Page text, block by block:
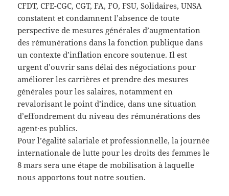
CFDT, CFE-CGC, CGT, FA, FO, FSU, Solidaires, UNSA
constatent et condamnent l’absence de toute
perspective de mesures générales d’augmentation
des rémunérations dans la fonction publique dans
un contexte d’inflation encore soutenue. Il est
urgent d’ouvrir sans délai des négociations pour
améliorer les carrières et prendre des mesures
générales pour les salaires, notamment en
revalorisant le point d’indice, dans une situation
d’effondrement du niveau des rémunérations des
agent·es publics.
Pour l’égalité salariale et professionnelle, la journée
internationale de lutte pour les droits des femmes le
8 mars sera une étape de mobilisation à laquelle
nous apportons tout notre soutien.